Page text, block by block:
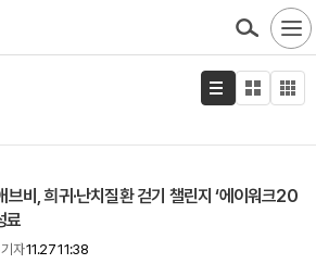
브비, 희귀·난치질환 걷기 챌린지 ‘에이워크20
료
자11.27 11:38